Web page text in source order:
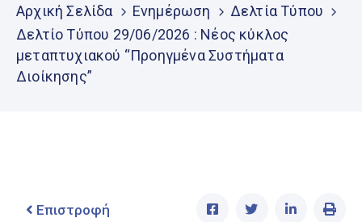
Επικοινωνία
Μητρώο
Εθελοντών
Αρχική Σελίδα Ενημέρωση
Δελτία Τύπου
Δελτίο Τύπου 29/06/2026 : Νέος κύκλος
μεταπτυχιακού “Προηγμένα Συστήματα
Διοίκησης”
Επιστροφή